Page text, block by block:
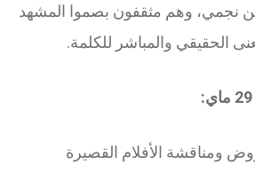
وهم مثقفون بصموا المشهد
الحقيقي والمباشر للكلمة.
ومناقشة الأفلام القصيرة